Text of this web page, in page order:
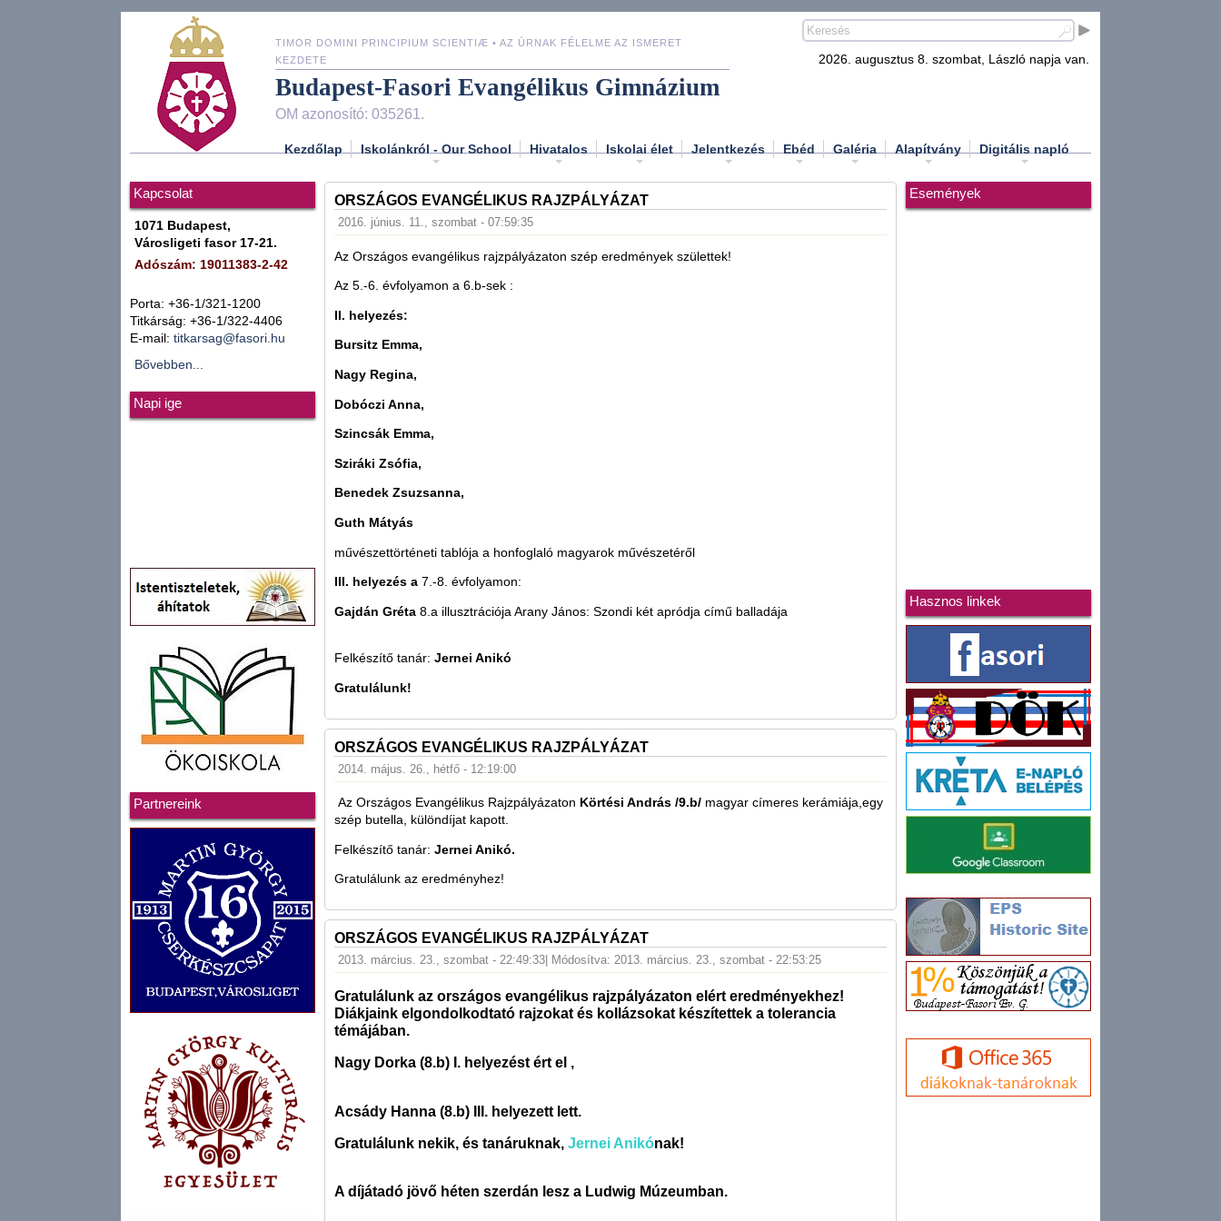
TIMOR DOMINI PRINCIPIUM SCIENTIÆ • AZ ÚRNAK FÉLELME AZ ISMERET
KEZDETE
Budapest-Fasori Evangélikus Gimnázium
OM azonosító: 035261.
2026. augusztus 8. szombat, László napja van.
Kezdőlap Iskolánkról - Our School Hivatalos Iskolai élet Jelentkezés Ebéd Galéria Alapítvány Digitális napló
Kapcsolat
1071 Budapest,
Városligeti fasor 17-21.
Adószám: 19011383-2-42
Porta: +36-1/321-1200
Titkárság: +36-1/322-4406
E-mail: titkarsag@fasori.hu
Bővebben...
Napi ige
Partnereink
ORSZÁGOS EVANGÉLIKUS RAJZPÁLYÁZAT
2016. június. 11., szombat - 07:59:35
Az Országos evangélikus rajzpályázaton szép eredmények születtek!
Az 5.-6. évfolyamon a 6.b-sek :
II. helyezés:
Bursitz Emma,
Nagy Regina,
Dobóczi Anna,
Szincsák Emma,
Sziráki Zsófia,
Benedek Zsuzsanna,
Guth Mátyás
művészettörténeti tablója a honfoglaló magyarok művészetéről
III. helyezés a 7.-8. évfolyamon:
Gajdán Gréta 8.a illusztrációja Arany János: Szondi két apródja című balladája
Felkészítő tanár: Jernei Anikó
Gratulálunk!
ORSZÁGOS EVANGÉLIKUS RAJZPÁLYÁZAT
2014. május. 26., hétfő - 12:19:00
Az Országos Evangélikus Rajzpályázaton Körtési András /9.b/ magyar címeres kerámiája,egy
szép butella, különdíjat kapott.
Felkészítő tanár: Jernei Anikó.
Gratulálunk az eredményhez!
ORSZÁGOS EVANGÉLIKUS RAJZPÁLYÁZAT
2013. március. 23., szombat - 22:49:33 | Módosítva: 2013. március. 23., szombat - 22:53:25
Gratulálunk az országos evangélikus rajzpályázaton elért eredményekhez!
Diákjaink elgondolkodtató rajzokat és kollázsokat készítettek a tolerancia
témájában.
Nagy Dorka (8.b) I. helyezést ért el ,
Acsády Hanna (8.b) III. helyezett lett.
Gratulálunk nekik, és tanáruknak, Jernei Anikónak!
A díjátadó jövő héten szerdán lesz a Ludwig Múzeumban.
Események
Hasznos linkek